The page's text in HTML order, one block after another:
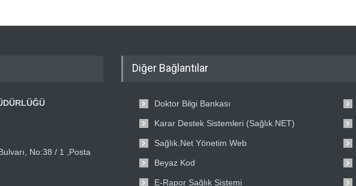
No:38 / 1 ,Posta
Diğer Bağlantılar
Doktor Bilgi Bankası
Karar Destek Sistemleri (Sağlık.NET)
Sağlık.Net Yönetim Web
Beyaz Kod
E-Rapor Sağlık Sistemi